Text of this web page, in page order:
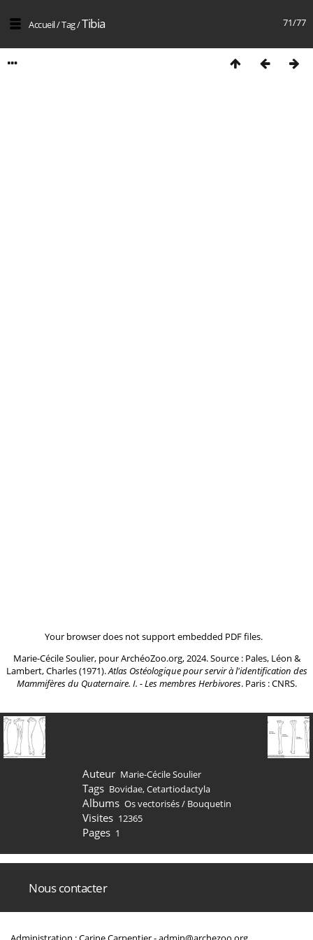
71/77
Accueil/Tag/Tibia
Your browser does not support embedded PDF files.
Marie-Cécile Soulier, pour ArchéoZoo.org, 2024. Source : Pales, Léon &
Lambert, Charles (1971).Atlas Ostéologique pour servir à l'identification des
Mammifères du Quaternaire. I. - Les membres Herbivores. Paris : CNRS.
Auteur Marie-Cécile Soulier
Tags Bovidae,Cetartiodactyla
Albums Os vectorisés/ Bouquetin
Visites 12365
Pages 1
Nous contacter